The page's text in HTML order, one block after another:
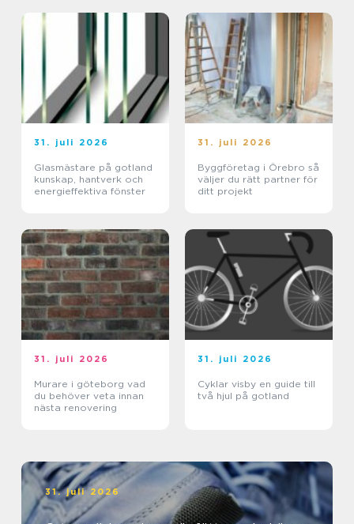
31. juli 2026
Glasmästare på gotland
kunskap, hantverk och
energieffektiva fönster
31. juli 2026
Byggföretag i Örebro så
väljer du rätt partner för
ditt projekt
31. juli 2026
Murare i göteborg vad
du behöver veta innan
nästa renovering
31. juli 2026
Cyklar visby en guide till
två hjul på gotland
31. juli 2026